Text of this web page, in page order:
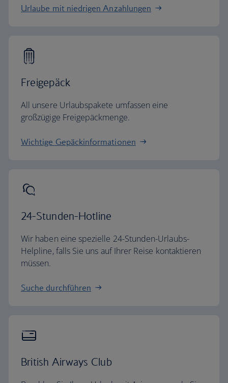
Urlaube mit niedrigen Anzahlungen
Freigepäck
All unsere Urlaubspakete umfassen eine
großzügige Freigepäckmenge.
Wichtige Gepäckinformationen
24-Stunden-Hotline
Wir haben eine spezielle 24-Stunden-Urlaubs-
Helpline, falls Sie uns auf Ihrer Reise kontaktieren
müssen.
Suche durchführen
British Airways Club